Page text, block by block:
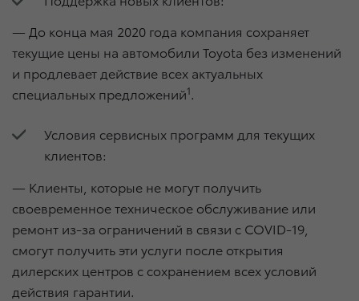
— До конца мая 2020 года компания сохраняет
текущие цены на автомобили Toyota без изменений
и продлевает действие всех актуальных
специальных предложений1.
Условия сервисных программ для текущих
клиентов:
— Клиенты, которые не могут получить
своевременное техническое обслуживание или
ремонт из-за ограничений в связи с COVID-19,
смогут получить эти услуги после открытия
дилерских центров с сохранением всех условий
действия гарантии.